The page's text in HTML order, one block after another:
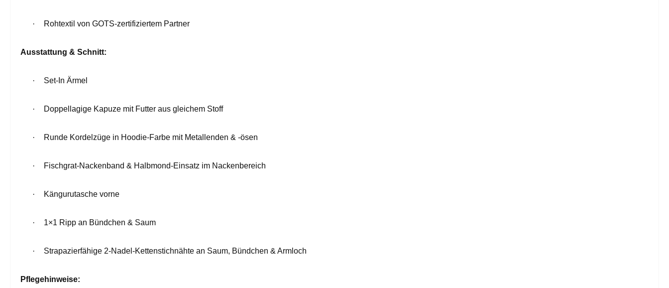
· Rohtextil von GOTS-zertifiziertem Partner
Ausstattung & Schnitt:
· Set-In Ärmel
· Doppellagige Kapuze mit Futter aus gleichem Stoff
· Runde Kordelzüge in Hoodie-Farbe mit Metallenden & -ösen
· Fischgrat-Nackenband & Halbmond-Einsatz im Nackenbereich
· Kängurutasche vorne
· 1×1 Ripp an Bündchen & Saum
· Strapazierfähige 2-Nadel-Kettenstichnähte an Saum, Bündchen & Armloch
Pflegehinweise: